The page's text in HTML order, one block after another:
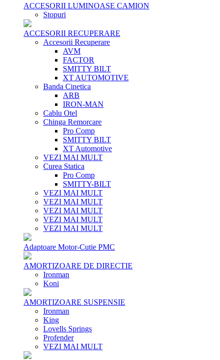
ACCESORII LUMINOASE CAMION
Stopuri
ACCESORII RECUPERARE
Accesorii Recuperare
AVM
FACTOR
SMITTY BILT
XT AUTOMOTIVE
Banda Cinetica
ARB
IRON-MAN
Cablu Otel
Chinga Remorcare
Pro Comp
SMITTY BILT
XT Automotive
VEZI MAI MULT
Curea Statica
Pro Comp
SMITTY-BILT
VEZI MAI MULT
VEZI MAI MULT
VEZI MAI MULT
VEZI MAI MULT
VEZI MAI MULT
Adaptoare Motor-Cutie PMC
AMORTIZOARE DE DIRECTIE
Ironman
Koni
AMORTIZOARE SUSPENSIE
Ironman
King
Lovells Springs
Profender
VEZI MAI MULT